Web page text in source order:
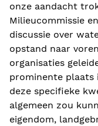
onze aandacht
Milieucommissie
discussie over
opstand naar
organisaties
prominente plaats
deze specifieke
algemeen zou
eigendom,